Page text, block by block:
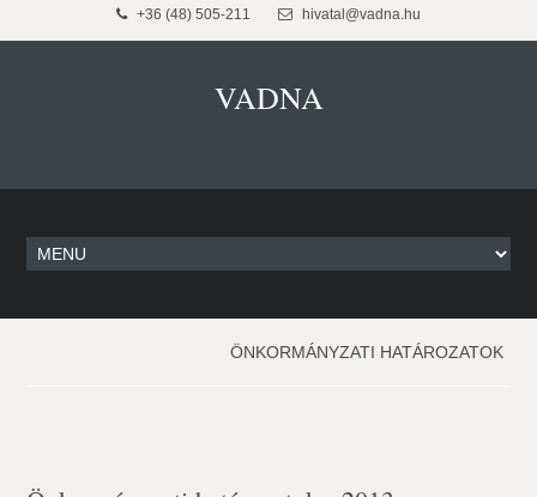
+36 (48) 505-211 hivatal@vadna.hu
VADNA
ÖNKORMÁNYZATI HATÁROZATOK